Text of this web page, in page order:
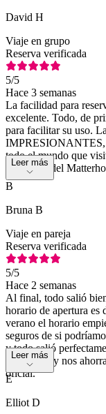
David H
Viaje en grupo
Reserva verificada
5/5
Hace 3 semanas
La facilidad para
excelente. Todo, de
para facilitar su uso.
IMPRESIONANTES,
todo el mundo que
Zermatt y del
Leer más
B
Bruna B
Viaje en pareja
Reserva verificada
5/5
Hace 2 semanas
Al final, todo salió
horario de apertura es
verano el horario
seguros de si
y todo salió
queríamos y nos
oficial.
Leer más
E
Elliot D